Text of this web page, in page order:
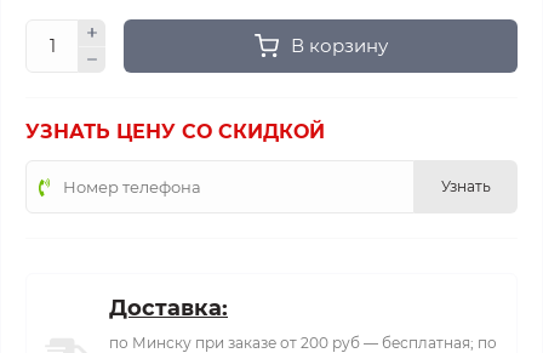
В корзину
УЗНАТЬ ЦЕНУ СО СКИДКОЙ
Узнать
Доставка:
по Минску при заказе от 200 руб — бесплатная; по